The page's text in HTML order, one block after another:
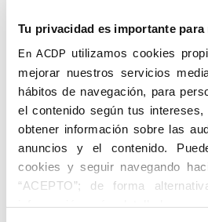
Tu privacidad es importante
En ACDP utilizamos cookies
mejorar nuestros servicios
hábitos de navegación, para
el contenido según tus
obtener información sobre las
anuncios y el contenido.
cookies y seguir navegando
“ACEPTO”; de forma
información más detallada y
Este año, el 23 Congreso contará con
ponentes de primer nivel entre los que
presidente de la Conferencia de
Unidos, que presentará el Congreso
Entre los ponentes principales de los
noviembre se encuentran el filósofo y
historiador y profesor emérito de la
vicepresidenta de la Fundación
como el actor y dramaturgoAlbert